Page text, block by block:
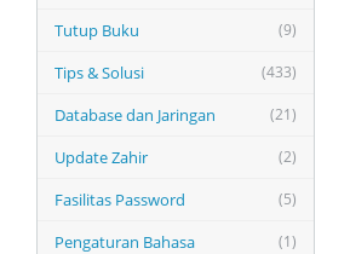
(9)
Tutup Buku
(433)
Tips & Solusi
(21)
Database dan Jaringan
(2)
Update Zahir
(5)
Fasilitas Password
(1)
Pengaturan Bahasa